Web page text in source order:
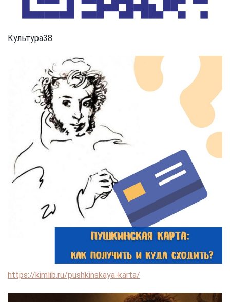
Культура38
https://kimlib.ru/pushkinskaya-karta/